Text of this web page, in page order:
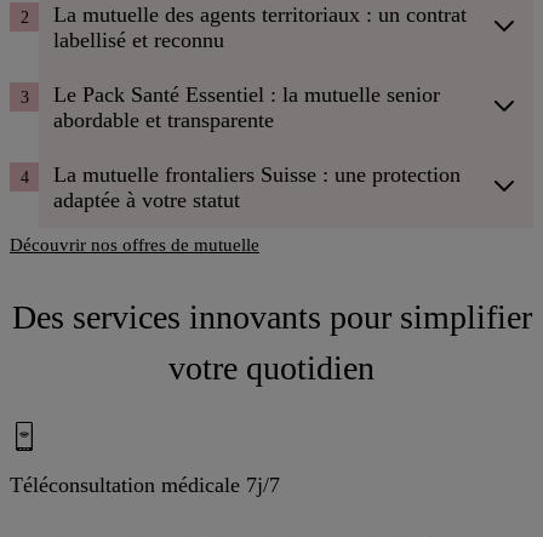
2
La mutuelle des agents territoriaux : un contrat
labellisé et reconnu
3
Le Pack Santé Essentiel : la mutuelle senior
abordable et transparente
4
La mutuelle frontaliers Suisse : une protection
adaptée à votre statut
Découvrir nos offres de mutuelle
Des services innovants pour simplifier
votre quotidien
Téléconsultation médicale 7j/7